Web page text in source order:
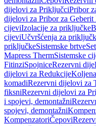
dijelovi za PriključciPribor
dijelovi za Pribor za Geberit
cijeviIzolacije za priključke
cijeviUčvršćenja za
priključkeSistemske brtve
Mapress ThermSistemske
FitinziSpojniceRezervni
dijelovi za RedukcijeKoljena
komadiRezervni dijelovi za
fiksniRezervni dijelovi za
i spojevi, demontažni
spojevi, demontažni
KompenzatoriČepovi